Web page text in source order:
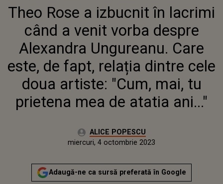
LACRIMI CÂND A VENIT VORBA
DESPRE ALEXANDRA
UNGUREANU. CARE ESTE, DE
FAPT, RELAȚIA DINTRE CELE
DOUA ARTISTE: "CUM, MAI, TU
PRIETENA MEA DE ATATIA
ANI..."
Theo Rose a izbucnit în lacrimi
când a venit vorba despre
Alexandra Ungureanu. Care
este, de fapt, relația dintre cele
doua artiste: "Cum, mai, tu
prietena mea de atatia ani..."
Autor:ALICE POPESCU
miercuri, 4 octombrie 2023
Actualizat:
miercuri, 4 octombrie 2023
Adaugă-ne ca sursă preferată în Google